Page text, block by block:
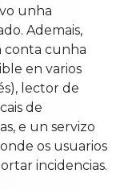
unha
Ademais,
conta cunha
en varios
lector de
de
e un servizo
os usuarios
incidencias.